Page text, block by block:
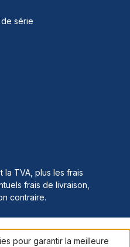
série
la TVA, plus les frais
frais de livraison,
contraire.
pour garantir la meilleure